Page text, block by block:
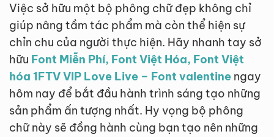
Việc sở hữu một bộ phông chữ đẹp không chỉ
giúp nâng tầm tác phẩm mà còn thể hiện sự
chỉn chu của người thực hiện. Hãy nhanh tay sở
hữu Font Miễn Phí, Font Việt Hóa, Font Việt
hóa 1FTV VIP Love Live – Font valentine ngay
hôm nay để bắt đầu hành trình sáng tạo những
sản phẩm ấn tượng nhất. Hy vọng bộ phông
chữ này sẽ đồng hành cùng bạn tạo nên những